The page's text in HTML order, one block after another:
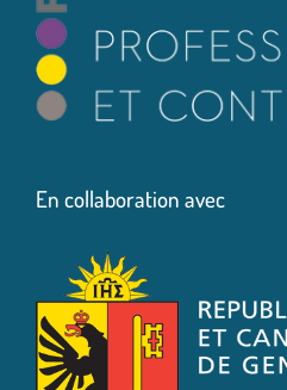
En collaboration avec